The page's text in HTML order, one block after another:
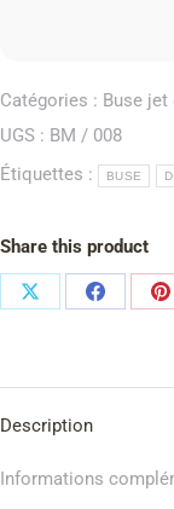
Catégories : Buse jet
UGS : BM / 008
Étiquettes :
BUSE
Share this product
Description
Informations